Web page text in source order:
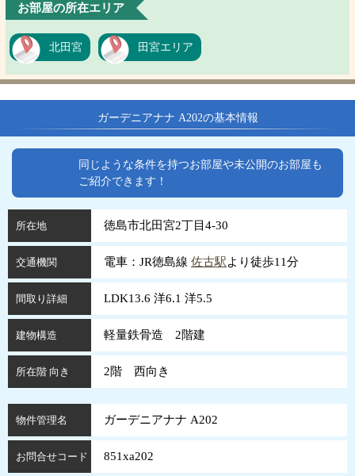
お部屋の所在エリア
北田宮 田宮エリア
ガーデニアナナ A202の基本情報
同じような条件を持つお部屋や未公開のお部屋も
ご紹介できます！
所在地 徳島市北田宮2丁目4-30
交通機関 電車：JR徳島線 佐古駅より徒歩11分
間取り詳細 LDK13.6 洋6.1 洋5.5
建物構造 軽量鉄骨造 2階建
所在階 向き 2階 西向き
物件管理名 ガーデニアナナ A202
お問合せコード 851xa202